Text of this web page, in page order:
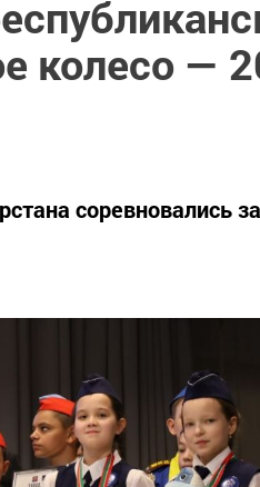
колесо —
соревновались